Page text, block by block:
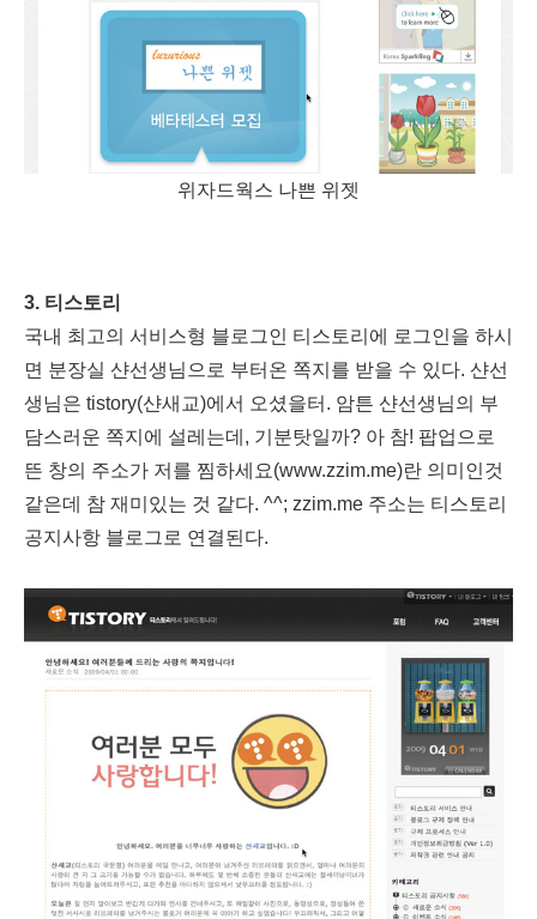
위자드웍스 나쁜 위젯
3. 티스토리
국내 최고의 서비스형 블로그인 티스토리에 로그인을 하시
면 분장실 샨선생님으로 부터온 쪽지를 받을 수 있다. 샨선
생님은 tistory(샨새교)에서 오셨을터. 암튼 샨선생님의 부
담스러운 쪽지에 설레는데, 기분탓일까? 아 참! 팝업으로
뜬 창의 주소가 저를 찜하세요(www.zzim.me)란 의미인것
같은데 참 재미있는 것 같다. ^^; zzim.me 주소는 티스토리
공지사항 블로그로 연결된다.